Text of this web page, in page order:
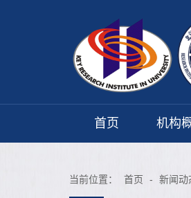
首页 机构
当前位置： 首页 - 新闻动